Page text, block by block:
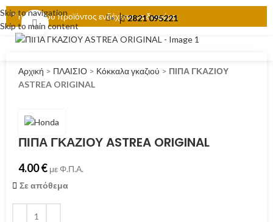
Skip to navigation
Skip to main content
2821 095221
* η τιμή του προϊόντος ενδέχεται να διαφέρει
Click to enlarge
Αρχική > ΠΛΑΙΣΙΟ > Κόκκαλα γκαζιού > ΠΙΠΑ ΓΚΑΖΙΟΥ
ASTREA ORIGINAL
ΠΙΠΑ ΓΚΑΖΙΟΥ ASTREA ORIGINAL
4.00€ με Φ.Π.Α.
Σε απόθεμα